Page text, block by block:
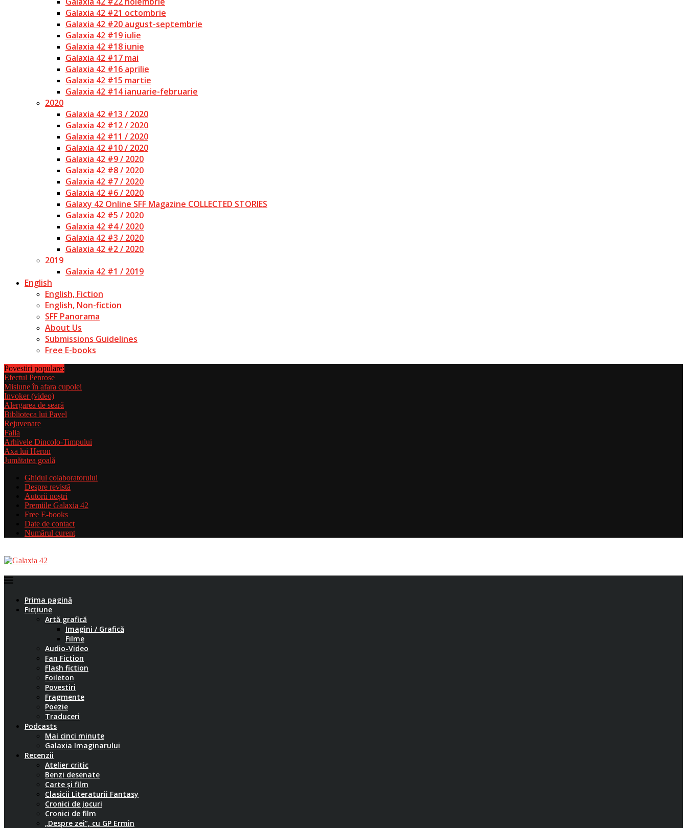
Galaxia 42 #21 octombrie
Galaxia 42 #20 august-septembrie
Galaxia 42 #19 iulie
Galaxia 42 #18 iunie
Galaxia 42 #17 mai
Galaxia 42 #16 aprilie
Galaxia 42 #15 martie
Galaxia 42 #14 ianuarie-februarie
2020
Galaxia 42 #13 / 2020
Galaxia 42 #12 / 2020
Galaxia 42 #11 / 2020
Galaxia 42 #10 / 2020
Galaxia 42 #9 / 2020
Galaxia 42 #8 / 2020
Galaxia 42 #7 / 2020
Galaxia 42 #6 / 2020
Galaxy 42 Online SFF Magazine COLLECTED STORIES
Galaxia 42 #5 / 2020
Galaxia 42 #4 / 2020
Galaxia 42 #3 / 2020
Galaxia 42 #2 / 2020
2019
Galaxia 42 #1 / 2019
English
English, Fiction
English, Non-fiction
SFF Panorama
About Us
Submissions Guidelines
Free E-books
Povestiri populare:
Efectul Penrose
Misiune în afara cupolei
Invoker (video)
Alergarea de seară
Biblioteca lui Pavel
Rejuvenare
Falia
Arhivele Dincolo-Timpului
Axa lui Heron
Jumătatea goală
Ghidul colaboratorului
Despre revistă
Autorii noștri
Premiile Galaxia 42
Free E-books
Date de contact
Numărul curent
Prima pagină
Ficțiune
Artă grafică
Imagini / Grafică
Filme
Audio-Video
Fan Fiction
Flash fiction
Foileton
Povestiri
Fragmente
Poezie
Traduceri
Podcasts
Mai cinci minute
Galaxia Imaginarului
Recenzii
Atelier critic
Benzi desenate
Carte și film
Clasicii Literaturii Fantasy
Cronici de jocuri
Cronici de film
„Despre zei”, cu GP Ermin